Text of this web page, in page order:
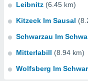
Leibnitz (6.45 km)
Kitzeck Im Sausal
Schwarzau Im
Mitterlabill (8.94 km)
Wolfsberg Im